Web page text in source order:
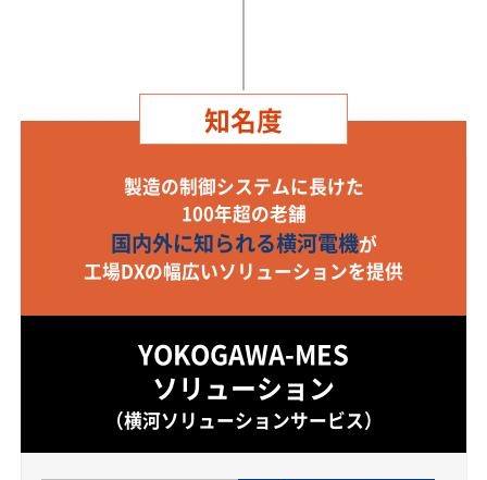
知名度
製造の制御システムに長けた
100年超の老舗
国内外に知られる横河電機が
工場DXの幅広いソリューションを提供
YOKOGAWA-MES
ソリューション
（横河ソリューションサービス）